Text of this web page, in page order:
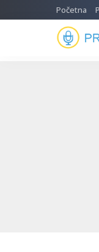
Početna